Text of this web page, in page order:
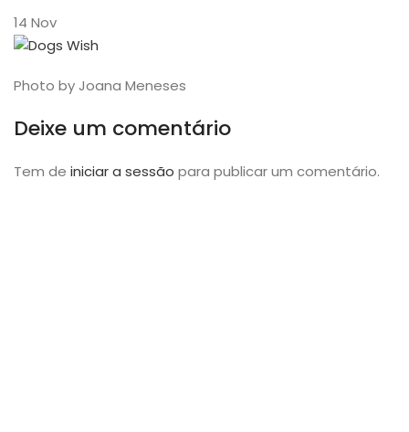
14 Nov
Photo by Joana Meneses
Deixe um comentário
Tem de iniciar a sessão para publicar um comentário.